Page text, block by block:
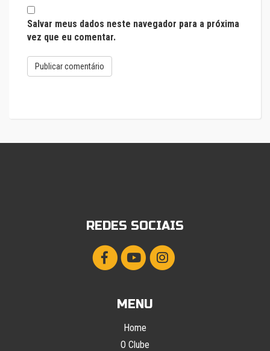
Salvar meus dados neste navegador para a próxima
vez que eu comentar.
REDES SOCIAIS
MENU
Home
O Clube